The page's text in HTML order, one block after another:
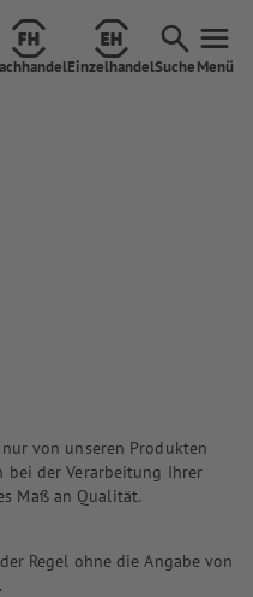
EinzelhandelSucheMenü
von unseren Produkten
bei der Verarbeitung Ihrer
Maß an Qualität.
Regel ohne die Angabe von